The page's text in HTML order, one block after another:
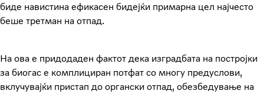
биде навистина ефикасен бидејќи примарна цел најчесто
беше третман на отпад.
На ова е придодаден фактот дека изградбата на постројки
за биогас е комплициран потфат со многу предуслови,
вклучувајќи пристап до органски отпад, обезбедување на